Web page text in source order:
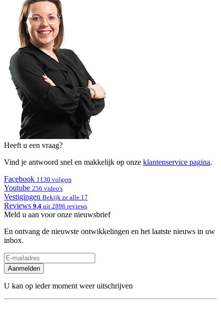
Heeft u een vraag?
Vind je antwoord snel en makkelijk op onze klantenservice pagina.
Facebook 1130 volgers
Youtube 256 video's
Vestigingen Bekijk ze alle 17
Reviews 9.4 uit 2896 reviews
Meld u aan voor onze nieuwsbrief
En ontvang de nieuwste ontwikkelingen en het laatste nieuws in uw
inbox.
Aanmelden
U kan op ieder moment weer uitschrijven